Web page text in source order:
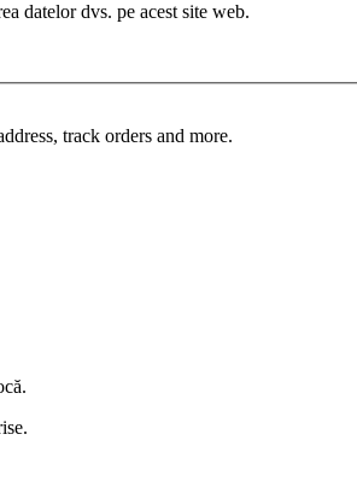
datelor dvs. pe acest site web.
track orders and more.